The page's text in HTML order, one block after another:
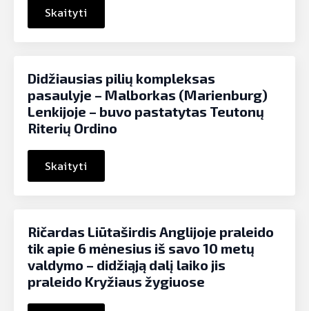
Skaityti
Didžiausias pilių kompleksas
pasaulyje – Malborkas (Marienburg)
Lenkijoje – buvo pastatytas Teutonų
Riterių Ordino
Skaityti
Ričardas Liūtaširdis Anglijoje praleido
tik apie 6 mėnesius iš savo 10 metų
valdymo – didžiąją dalį laiko jis
praleido Kryžiaus žygiuose